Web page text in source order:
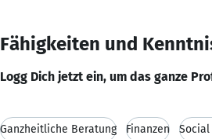
Fähigkeiten und
Logg Dich jetzt ein, um das ganze
Ganzheitliche Beratung Finanzen